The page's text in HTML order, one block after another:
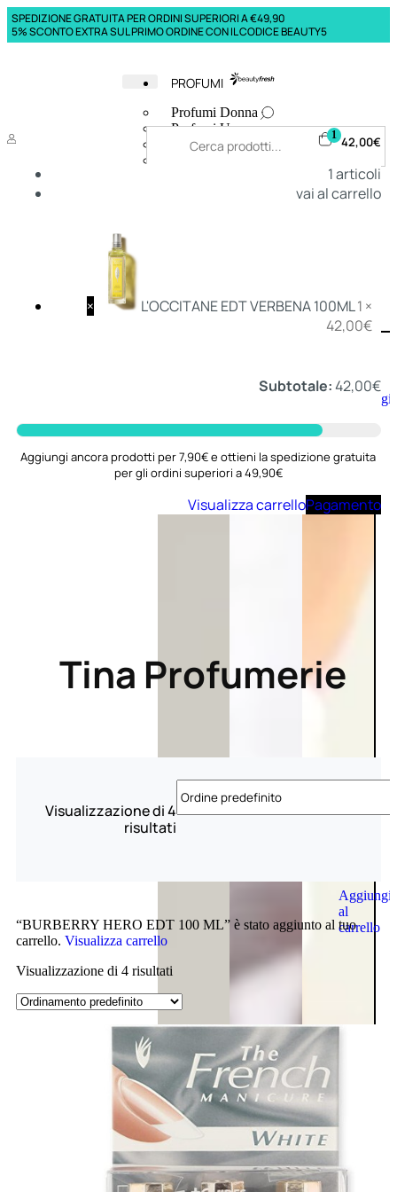
SPEDIZIONE GRATUITA PER ORDINI SUPERIORI A €49,90
5% SCONTO EXTRA SUL PRIMO ORDINE CON IL CODICE BEAUTY5
PROFUMI
Profumi Donna
Profumi Uomo
Deodoranti Donna
Deo
Aggiungi
Aggiungi
al
carrello
1 42,00€
1articoli
vai al carrello
× L'OCCITANE EDT VERBENA 100ML1 ×
42,00€
Subtotale:42,00€
Aggiungi ancora prodotti per 7,90€ e ottieni la spedizione gratuita
per gli ordini superiori a 49,90€
Visualizza carrelloPagamento
Tina Profumerie
Visualizzazione di 4
risultati
“BURBERRY HERO EDT 100 ML” è stato aggiunto al tuo
carrello. Visualizza carrello
Visualizzazione di 4 risultati